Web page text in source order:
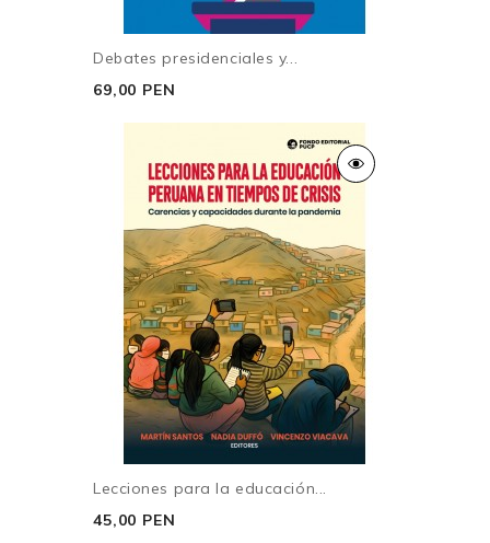
Debates presidenciales y...
69,00 PEN
Lecciones para la educación...
45,00 PEN